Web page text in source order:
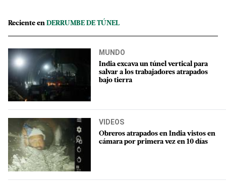
Reciente en DERRUMBE DE TÚNEL
MUNDO
India excava un túnel vertical para
salvar a los trabajadores atrapados
bajo tierra
VIDEOS
Obreros atrapados en India vistos en
cámara por primera vez en 10 días